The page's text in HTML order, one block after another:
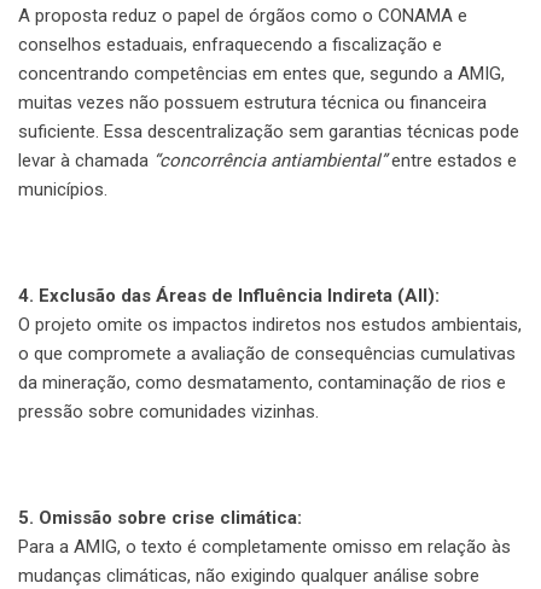
A proposta reduz o papel de órgãos como o CONAMA e
conselhos estaduais, enfraquecendo a fiscalização e
concentrando competências em entes que, segundo a AMIG,
muitas vezes não possuem estrutura técnica ou financeira
suficiente. Essa descentralização sem garantias técnicas pode
levar à chamada “concorrência antiambiental”entre estados e
municípios.
4. Exclusão das Áreas de Influência Indireta (AII):
O projeto omite os impactos indiretos nos estudos ambientais,
o que compromete a avaliação de consequências cumulativas
da mineração, como desmatamento, contaminação de rios e
pressão sobre comunidades vizinhas.
5. Omissão sobre crise climática:
Para a AMIG, o texto é completamente omisso em relação às
mudanças climáticas, não exigindo qualquer análise sobre